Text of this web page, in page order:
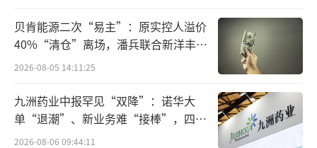
变A股投资者结构。
投资者结构的变化，是市场成熟度的重要
象征。市场趋向成熟的一个重要迹象是，过去
几年A股虽然表现不佳，但是市场整体的下跌幅
度和波动率远低于过去几轮调整周期，行情的
贝肯能源二次“易主”：原实控人溢价
40%“清仓”离场，潘兵联合新洋丰、
宏科百世拟入主
2026-08-05 14:11:25
九洲药业中报罕见“双降”：诺华大
单“退潮”、新业务难“接棒”，四大
难关待闯
2026-08-06 09:44:11